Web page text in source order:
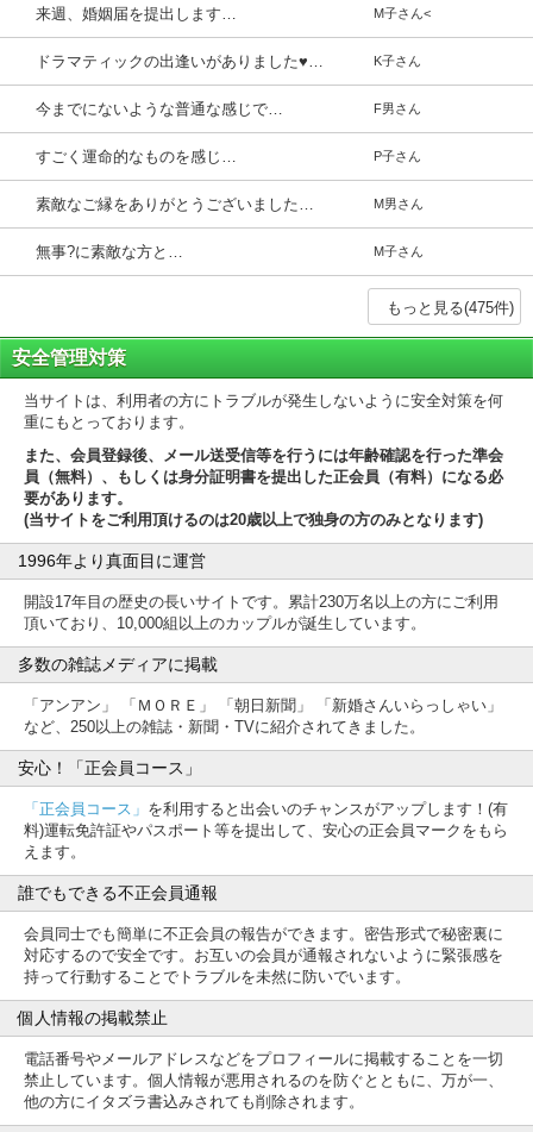
来週、婚姻届を提出します… M子さん<
ドラマティックの出逢いがありました♥… K子さん
今までにないような普通な感じで… F男さん
すごく運命的なものを感じ… P子さん
素敵なご縁をありがとうございました… M男さん
無事?に素敵な方と… M子さん
安全管理対策
当サイトは、利用者の方にトラブルが発生しないように安全対策を何
重にもとっております。
また、会員登録後、メール送受信等を行うには年齢確認を行った準会
員（無料）、もしくは身分証明書を提出した正会員（有料）になる必
要があります。
(当サイトをご利用頂けるのは20歳以上で独身の方のみとなります)
1996年より真面目に運営
開設17年目の歴史の長いサイトです。累計230万名以上の方にご利用
頂いており、10,000組以上のカップルが誕生しています。
多数の雑誌メディアに掲載
「アンアン」 「ＭＯＲＥ」 「朝日新聞」 「新婚さんいらっしゃい」
など、250以上の雑誌・新聞・TVに紹介されてきました。
安心！「正会員コース」
「正会員コース」 を利用すると出会いのチャンスがアップします！(有
料)運転免許証やパスポート等を提出して、安心の正会員マークをもら
えます。
誰でもできる不正会員通報
会員同士でも簡単に不正会員の報告ができます。密告形式で秘密裏に
対応するので安全です。お互いの会員が通報されないように緊張感を
持って行動することでトラブルを未然に防いでいます。
個人情報の掲載禁止
電話番号やメールアドレスなどをプロフィールに掲載することを一切
禁止しています。個人情報が悪用されるのを防ぐとともに、万が一、
他の方にイタズラ書込みされても削除されます。